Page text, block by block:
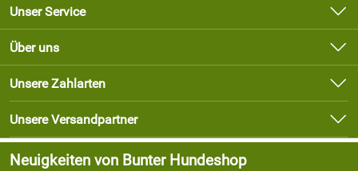
Unser Service
Kontakt
Newsletter
Lieferbedingungen
Kundenlogin
Über uns
Unsere Bestseller
Marken
Neu
Angebote
Unsere Zahlarten
Unsere Versandpartner
Neuigkeiten von Bunter Hundeshop